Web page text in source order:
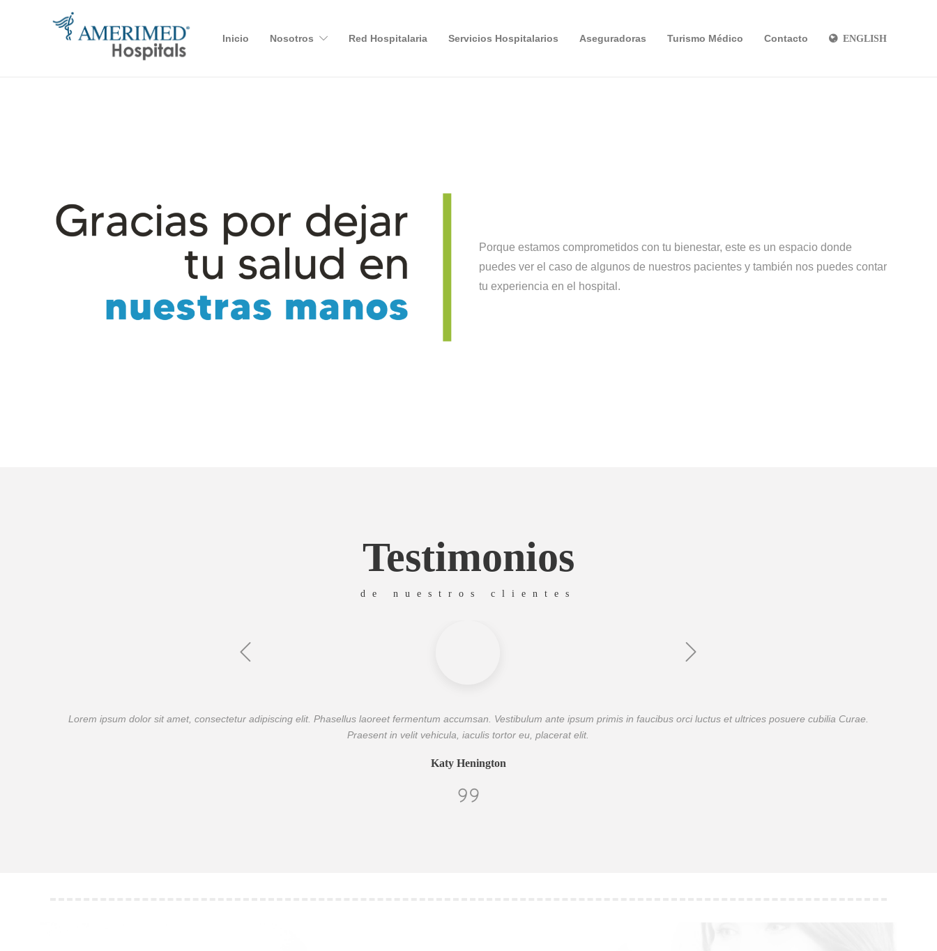
Inicio Nosotros Red Hospitalaria Servicios Hospitalarios Aseguradoras Turismo Médico Contacto ENGLISH
Porque estamos comprometidos con tu bienestar, este es un espacio donde
puedes ver el caso de algunos de nuestros pacientes y también nos puedes contar
tu experiencia en el hospital.
Testimonios
de nuestros clientes
Lorem ipsum dolor sit amet, consectetur adipiscing elit. Phasellus laoreet fermentum accumsan. Vestibulum ante ipsum primis in faucibus orci luctus et ultrices posuere cubilia Curae.
Praesent in velit vehicula, iaculis tortor eu, placerat elit.
Katy Henington